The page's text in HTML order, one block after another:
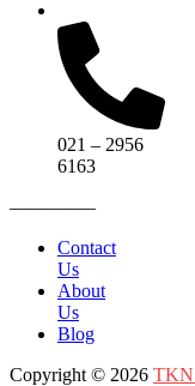
021 – 2956
6163
————–
Contact
Us
About
Us
Blog
Copyright © 2026